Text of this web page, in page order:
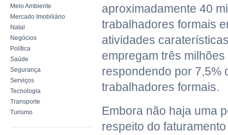
Meio Ambiente
Mercado Imobiliário
Natal
Negócios
Política
Saúde
Segurança
Serviços
Tecnologia
Transporte
Turismo
aproximadamente 40
trabalhadores formais
atividades
empregam três
respondendo por 7,5%
trabalhadores formais.
Embora não haja uma
respeito do